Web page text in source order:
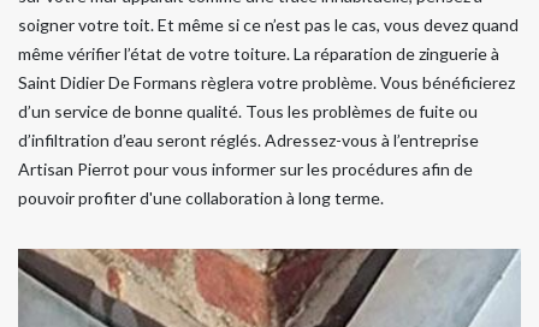
soigner votre toit. Et même si ce n’est pas le cas, vous devez quand
même vérifier l’état de votre toiture. La réparation de zinguerie à
Saint Didier De Formans règlera votre problème. Vous bénéficierez
d’un service de bonne qualité. Tous les problèmes de fuite ou
d’infiltration d’eau seront réglés. Adressez-vous à l’entreprise
Artisan Pierrot pour vous informer sur les procédures afin de
pouvoir profiter d'une collaboration à long terme.